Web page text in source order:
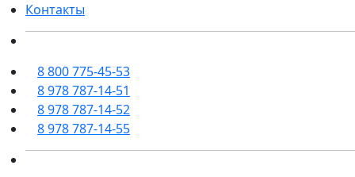
Контакты
8 800 775-45-53
8 978 787-14-51
8 978 787-14-52
8 978 787-14-55